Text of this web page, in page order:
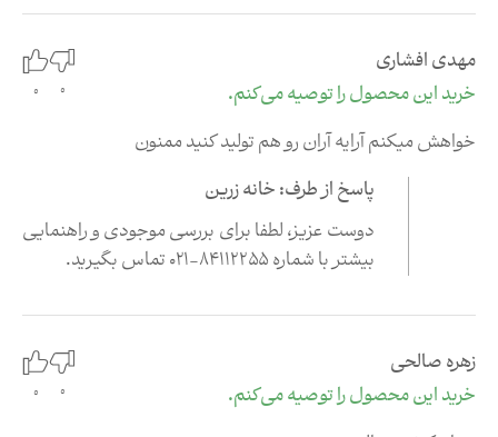
مهدی افشاری
خرید این محصول را توصیه می‌کنم.
0
0
خواهش میکنم آرایه آران رو هم تولید کنید ممنون
پاسخ از طرف: خانه زرین
دوست عزیز، لطفا برای بررسی موجودی و راهنمایی
بیشتر با شماره
تماس بگیرید.
زهره صالحی
خرید این محصول را توصیه می‌کنم.
0
0